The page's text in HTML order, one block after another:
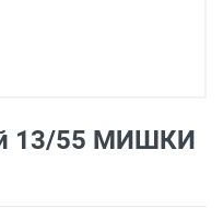
13/55 МИШКИ